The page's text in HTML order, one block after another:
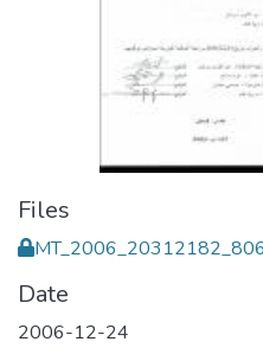
Files
Date
2006-12-24